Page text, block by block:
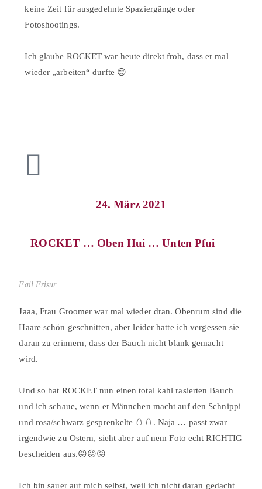
keine Zeit für ausgedehnte Spaziergänge oder
Fotoshootings.⠀
Ich glaube ROCKET war heute direkt froh, dass er mal
wieder „arbeiten“ durfte 😊⠀
24. März 2021
ROCKET … Oben Hui … Unten Pfui⠀⠀
Fail Frisur
Jaaa, Frau Groomer war mal wieder dran. Obenrum sind die
Haare schön geschnitten, aber leider hatte ich vergessen sie
daran zu erinnern, dass der Bauch nicht blank gemacht
wird.⠀
Und so hat ROCKET nun einen total kahl rasierten Bauch
und ich schaue, wenn er Männchen macht auf den Schnippi
und rosa/schwarz gesprenkelte 🥚🥚. Naja … passt zwar
irgendwie zu Ostern, sieht aber auf nem Foto echt RICHTIG
bescheiden aus.😖😖😖⠀
Ich bin sauer auf mich selbst, weil ich nicht daran gedacht